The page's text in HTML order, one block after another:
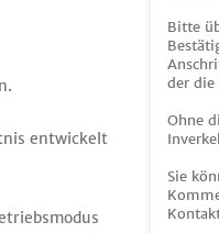
Bitte
der
Ohne
Sie
entwickelt